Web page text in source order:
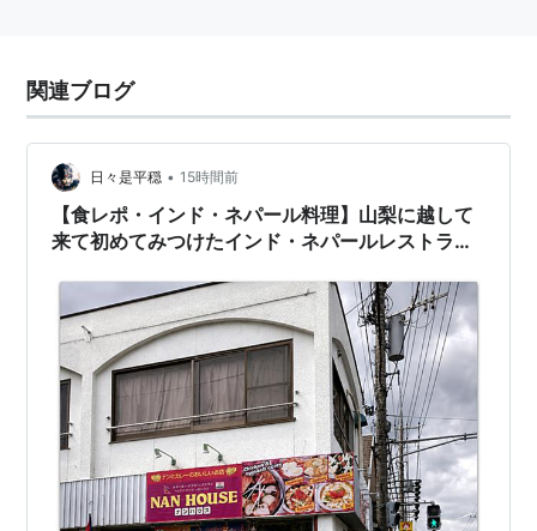
関連ブログ
日々是平穏 • 15時間前
【食レポ・インド・ネパール料理】山梨に越して
来て初めてみつけたインド・ネパールレストラン